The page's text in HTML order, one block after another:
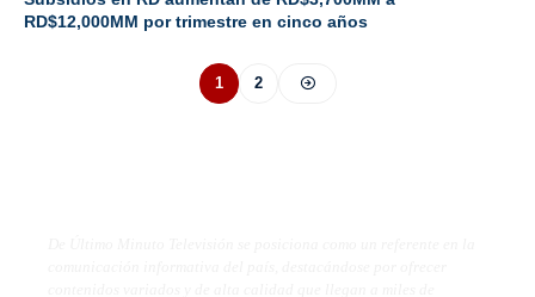
RD$12,000MM por trimestre en cinco años
1 2